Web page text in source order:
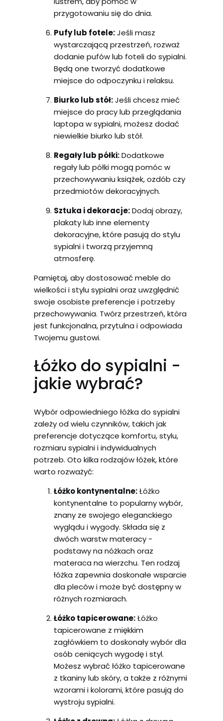
przygotowaniu się do dnia.
Pufy lub fotele:Jeśli masz
wystarczającą przestrzeń, rozważ
dodanie pufów lub foteli do sypialni.
Będą one tworzyć dodatkowe
miejsce do odpoczynku i relaksu.
Biurko lub stół:Jeśli chcesz mieć
miejsce do pracy lub przeglądania
laptopa w sypialni, możesz dodać
niewielkie biurko lub stół.
Regały lub półki:Dodatkowe
regały lub półki mogą pomóc w
przechowywaniu książek, ozdób czy
przedmiotów dekoracyjnych.
Sztuka i dekoracje:Dodaj obrazy,
plakaty lub inne elementy
dekoracyjne, które pasują do stylu
sypialni i tworzą przyjemną
atmosferę.
Pamiętaj, aby dostosować meble do
wielkości i stylu sypialni oraz uwzględnić
swoje osobiste preferencje i potrzeby
przechowywania. Twórz przestrzeń, która
jest funkcjonalna, przytulna i odpowiada
Twojemu gustowi.
Łóżko do sypialni -
jakie wybrać?
Wybór odpowiedniego łóżka do sypialni
zależy od wielu czynników, takich jak
preferencje dotyczące komfortu, stylu,
rozmiaru sypialni i indywidualnych
potrzeb. Oto kilka rodzajów łóżek, które
warto rozważyć:
Łóżko kontynentalne:Łóżko
kontynentalne to popularny wybór,
znany ze swojego eleganckiego
wyglądu i wygody. Składa się z
dwóch warstw materacy -
podstawy na nóżkach oraz
materaca na wierzchu. Ten rodzaj
łóżka zapewnia doskonałe wsparcie
dla pleców i może być dostępny w
różnych rozmiarach.
Łóżko tapicerowane:Łóżko
tapicerowane z miękkim
zagłówkiem to doskonały wybór dla
osób ceniących wygodę i styl.
Możesz wybrać łóżko tapicerowane
z tkaniny lub skóry, a także z różnymi
wzorami i kolorami, które pasują do
wystroju sypialni.